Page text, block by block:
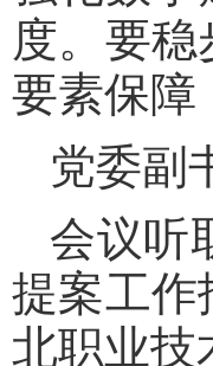
度。要
要素保障
党委副
会议听
提案工作
北职业技